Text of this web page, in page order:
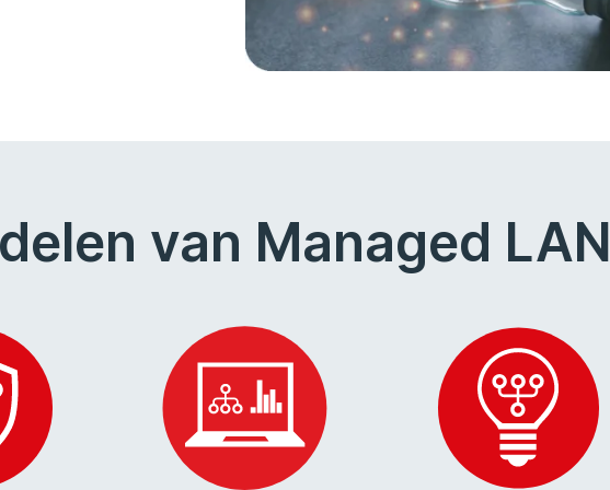
van Managed LAN